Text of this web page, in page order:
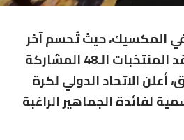
المكسيك، حيث تُحسم آخر
، ليكتمل عقد المنتخبات الـ48 المشاركة
الاتحاد الدولي لكرة
لفائدة الجماهير الراغبة